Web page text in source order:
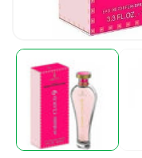
médiafájl
megnyitása
modális
párbeszédpanelen